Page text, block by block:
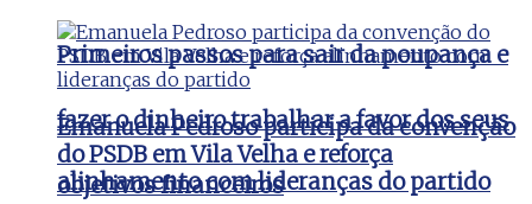
Primeiros passos para sair da poupança e
fazer o dinheiro trabalhar a favor dos seus
objetivos financeiros
Emanuela Pedroso participa da convenção
do PSDB em Vila Velha e reforça
alinhamento com lideranças do partido